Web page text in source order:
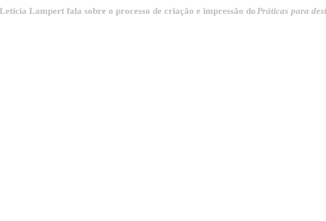
fala sobre o processo de criação e impressão doPráticas para